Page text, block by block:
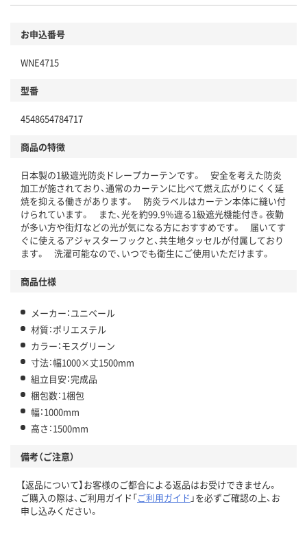
お申込番号
WNE4715
型番
4548654784717
商品の特徴
日本製の1級遮光防炎ドレープカーテンです。 安全を考えた防炎
加工が施されており、通常のカーテンに比べて燃え広がりにくく延
焼を抑える働きがあります。 防炎ラベルはカーテン本体に縫い付
けられています。 また、光を約99.9％遮る1級遮光機能付き。夜勤
が多い方や街灯などの光が気になる方におすすめです。 届いてす
ぐに使えるアジャスターフックと、共生地タッセルが付属しており
ます。 洗濯可能なので、いつでも衛生にご使用いただけます。
商品仕様
メーカー：ユニベール
材質：ポリエステル
カラー：モスグリーン
寸法：幅1000×丈1500mm
組立目安：完成品
梱包数：1梱包
幅：1000mm
高さ：1500mm
備考（ご注意）
【返品について】お客様のご都合による返品はお受けできません。
ご購入の際は、ご利用ガイド「ご利用ガイド 」を必ずご確認の上、お
申し込みください。